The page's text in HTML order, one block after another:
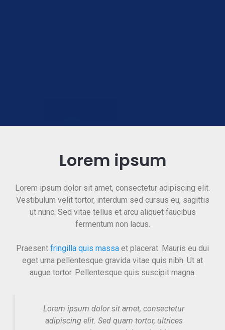
Lorem ipsum
Lorem ipsum dolor sit amet, consectetur adipiscing elit.
Vestibulum velit tortor, interdum sed cursus eu, sagittis
ut nunc. Sed vitae tellus et arcu aliquet faucibus
fermentum non lacus.
Praesent fringilla quis massa et placerat. Mauris eu dui
eget urna pellentesque gravida vitae quis nibh. Ut at
augue tortor. Pellentesque quis suscipit magna.
Lorem ipsum dolor sit amet, consectetur
adipiscing elit. Sed quam tortor, ultrices